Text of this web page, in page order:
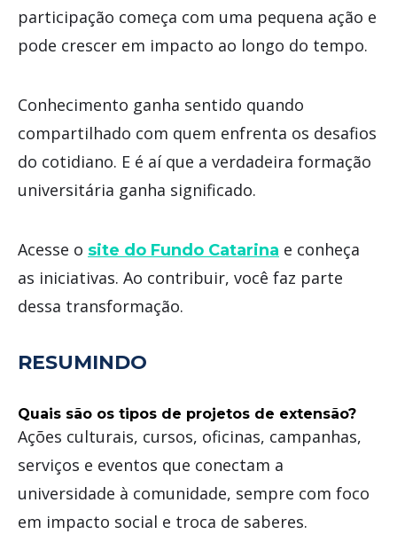
participação começa com uma pequena ação e
pode crescer em impacto ao longo do tempo.
Conhecimento ganha sentido quando
compartilhado com quem enfrenta os desafios
do cotidiano. E é aí que a verdadeira formação
universitária ganha significado.
Acesse o site do Fundo Catarina e conheça
as iniciativas. Ao contribuir, você faz parte
dessa transformação.
RESUMINDO
Quais são os tipos de projetos de extensão?
Ações culturais, cursos, oficinas, campanhas,
serviços e eventos que conectam a
universidade à comunidade, sempre com foco
em impacto social e troca de saberes.